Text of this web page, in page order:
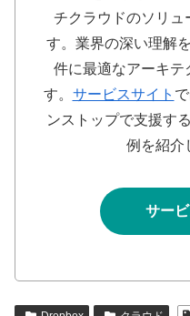
チクラウドのソリュ
す。業界の深い理解
件に最適なアーキテ
す。 サービスサイト
ンストップで支援す
例を紹介
サー